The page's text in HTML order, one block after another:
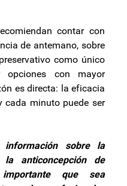
contar con
de antemano, sobre
como único
con mayor
es directa: la eficacia
cada minuto puede ser
información sobre la
anticoncepción de
que sea